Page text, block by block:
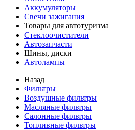
Аккумуляторы
Свечи зажигания
Товары для автотуризма
Стеклоочистители
Автозапчасти
Шины, диски
Автолампы
Назад
Фильтры
Воздушные фильтры
Масляные фильтры
Салонные фильтры
Топливные фильтры